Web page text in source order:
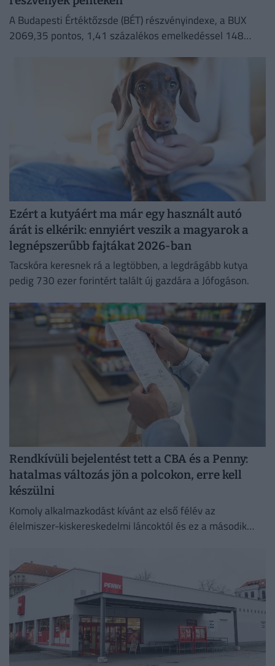
A Budapesti Értéktőzsde (BÉT) részvényindexe, a BUX
2069,35 pontos, 1,41 százalékos emelkedéssel 148
Ezért a kutyáért ma már egy használt autó
árát is elkérik: ennyiért veszik a magyarok a
legnépszerűbb fajtákat 2026-ban
Tacskóra keresnek rá a legtöbben, a legdrágább kutya
pedig 730 ezer forintért talált új gazdára a Jófogáson.
Rendkívüli bejelentést tett a CBA és a Penny:
hatalmas változás jön a polcokon, erre kell
készülni
Komoly alkalmazkodást kívánt az első félév az
élelmiszer-kiskereskedelmi láncoktól és ez a második